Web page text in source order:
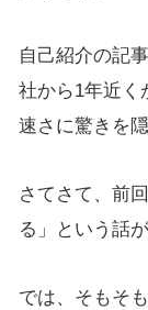
自己紹介の記
社から1年近く
速さに驚きを
さてさて、前
る」という話
では、そもそ